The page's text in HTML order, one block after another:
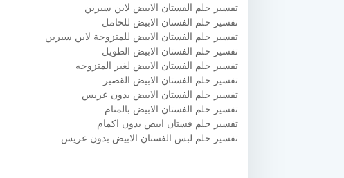
تفسير حلم الفستان الابيض لابن سيرين
تفسير حلم الفستان الابيض للحامل
تفسير حلم الفستان الابيض للمتزوجة لابن سيرين
تفسير حلم الفستان الابيض الطويل
تفسير حلم الفستان الابيض لغير المتزوجه
تفسير حلم الفستان الابيض القصير
تفسير حلم الفستان الابيض بدون عريس
تفسير حلم الفستان الابيض بالمنام
تفسير حلم فستان ابيض بدون اكمام
تفسير حلم لبس الفستان الابيض بدون عريس